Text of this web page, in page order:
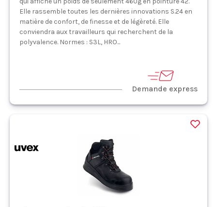
Elle rassemble toutes les dernières innovations S.24 en
matière de confort, de finesse et de légèreté. Elle
conviendra aux travailleurs qui recherchent de la
polyvalence. Normes : S3L, HRO...
Demande express